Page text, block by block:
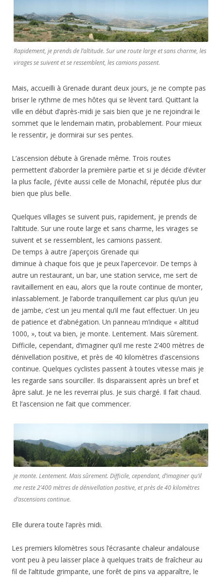
Rapidement, je prends de l’altitude. Sur une route large et sans charme, les
virages se suivent et se ressemblent, les camions passent.
Mais, accueilli à Grenade durant deux jours, je ne compte pas
briser le rythme de mes hôtes qui se lèvent tard. Quittant la
ville en début d’après-midi je sais bien que je ne rejoindrai le
sommet que le lendemain matin, probablement. Pour mieux
le ressentir, je dormirai sur ses pentes.
L’ascension débute à Grenade même. Trois routes
permettent d’aborder la première partie et si je décide d’éviter
la plus facile, j’évite aussi celle de Monachil, réputée plus dur
bien que plus belle.
Quelques villages se suivent puis, rapidement, je prends de
l’altitude. Sur une route large et sans charme, les virages se
suivent et se ressemblent, les camions passent.
De temps à autre j’aperçois Grenade qui
diminue à chaque fois que je peux l’apercevoir. De temps à
autre un restaurant, un bar, une station service, me sert de
ravitaillement en eau, alors que la route continue de monter,
inlassablement. Je l’aborde tranquillement car plus qu’un jeu
de jambe, c’est un jeu mental qu’il me faut effectuer. Un jeu
de patience et d’abnégation. Un panneau m’indique « altitud
1000, », tout va bien, je monte. Lentement. Mais sûrement.
Difficile, cependant, d’imaginer qu’il me reste 2’400 mètres de
dénivellation positive, et près de 40 kilomètres d’ascensions
continue. Quelques cyclistes passent à toutes vitesse mais je
les regarde sans sourciller. Ils disparaissent après un bref et
âpre salut. Je ne les reverrai plus. Je suis chargé. Il fait chaud.
Et l’ascension ne fait que commencer.
je monte. Lentement. Mais sûrement. Difficile, cependant, d’imaginer qu’il
me reste 2’400 mètres de dénivellation positive, et près de 40 kilomètres
d’ascensions continue.
Elle durera toute l’après midi.
Les premiers kilomètres sous l’écrasante chaleur andalouse
vont peu à peu laisser place à quelques traits de fraîcheur au
fil de l’altitude grimpante, une forêt de pins va apparaître, le